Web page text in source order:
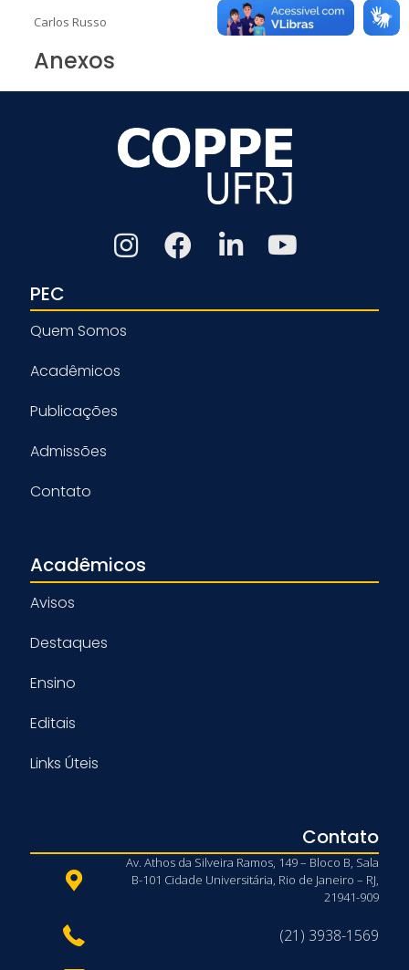
Carlos Russo
Anexos
PEC
Quem Somos
Acadêmicos
Publicações
Admissões
Contato
Acadêmicos
Avisos
Destaques
Ensino
Editais
Links Úteis
Contato
Av. Athos da Silveira Ramos, 149 – Bloco B, Sala
B-101 Cidade Universitária, Rio de Janeiro – RJ,
21941-909
(21) 3938-1569